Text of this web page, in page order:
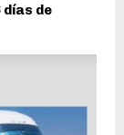
días de